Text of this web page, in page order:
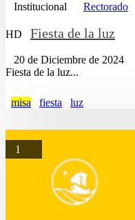
Institucional Rectorado
HD Fiesta de la luz
20 de Diciembre de 2024
Fiesta de la luz...
misa fiesta luz
1